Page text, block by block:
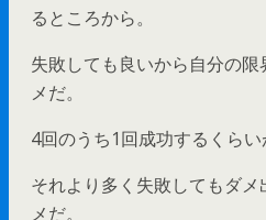
るところから。
失敗しても良いから自分の
メだ。
4回のうち1回成功するくらい
それより多く失敗してもダ
メだ。